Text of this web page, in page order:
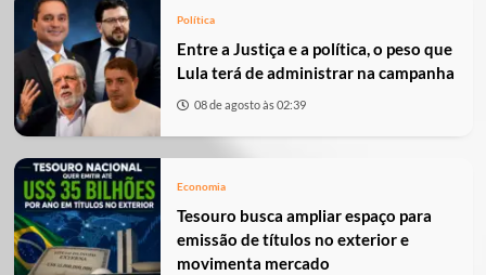
Política
Entre a Justiça e a política, o peso que
Lula terá de administrar na campanha
08 de agosto às 02:39
Economia
Tesouro busca ampliar espaço para
emissão de títulos no exterior e
movimenta mercado